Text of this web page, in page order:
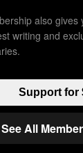
2000s
also gives
writing and
Support for
See All